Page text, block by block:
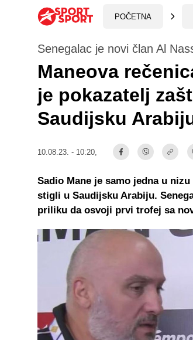
POČETNA
Senegalac je novi član Al
Maneova
je pokazatelj
Saudijsku
10.08.23. - 10:20,
Sadio Mane je samo jedna u
stigli u Saudijsku Arabiju.
priliku da osvoji prvi trofej sa